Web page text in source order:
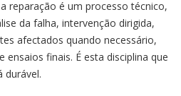
reparação é um processo técnico,
da falha, intervenção dirigida,
afectados quando necessário,
finais. É esta disciplina que
durável.